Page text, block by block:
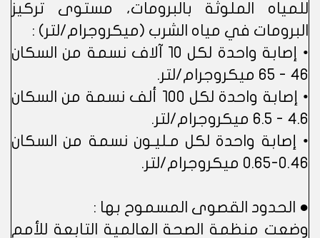
للمياه الملوثة بالبرومات، مستوى تركيز
البرومات في مياه الشرب (ميكروجرام/لتر) :
• إصابة واحدة لكل 10 آلاف نسمة من السكان
46 - 65 ميكروجرام/لتر.
• إصابة واحدة لكل 100 ألف نسمة من السكان
4.6 - 6.5 ميكروجرام/لتر.
• إصابة واحدة لكل مـليـون نسمة من السكان
0.46-0.65 ميكروجرام/لتر.
● الحدود القصوى المسموح بها :
وضعت منظمة الصحة العالمية التابعة للأمم